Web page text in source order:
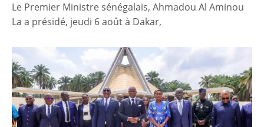
Le Premier Ministre sénégalais, Ahmadou Al Aminou
La a présidé, jeudi 6 août à Dakar,